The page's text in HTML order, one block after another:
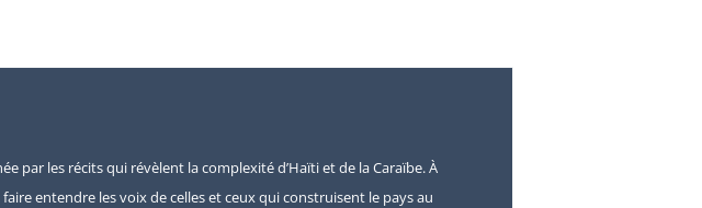
par les récits qui révèlent la complexité d’Haïti et de la Caraïbe. À
entendre les voix de celles et ceux qui construisent le pays au